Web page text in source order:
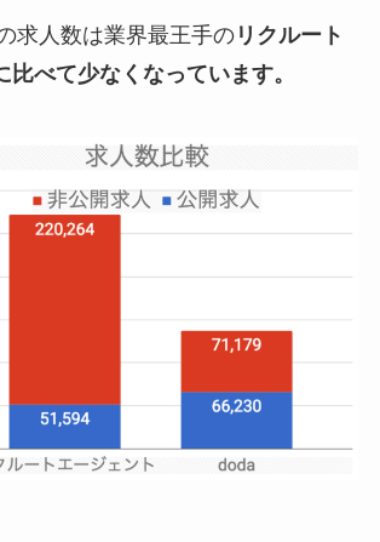
求人数は業界最王手のリクルート
比べて少なくなっています。